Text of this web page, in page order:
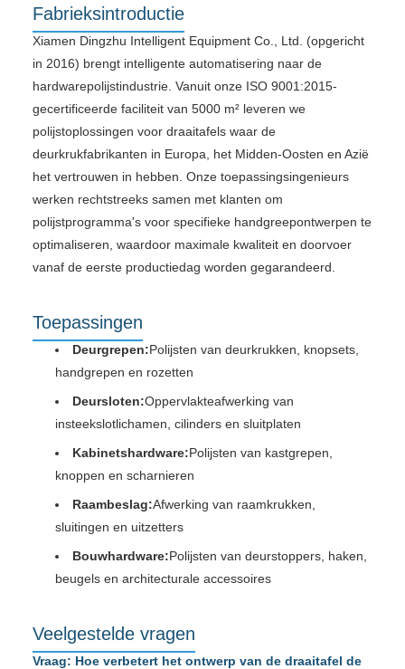
Fabrieksintroductie
Xiamen Dingzhu Intelligent Equipment Co., Ltd. (opgericht
in 2016) brengt intelligente automatisering naar de
hardwarepolijstindustrie. Vanuit onze ISO 9001:2015-
gecertificeerde faciliteit van 5000 m² leveren we
polijstoplossingen voor draaitafels waar de
deurkrukfabrikanten in Europa, het Midden-Oosten en Azië
het vertrouwen in hebben. Onze toepassingsingenieurs
werken rechtstreeks samen met klanten om
polijstprogramma's voor specifieke handgreepontwerpen te
optimaliseren, waardoor maximale kwaliteit en doorvoer
vanaf de eerste productiedag worden gegarandeerd.
Toepassingen
Deurgrepen:Polijsten van deurkrukken, knopsets,
handgrepen en rozetten
Deursloten:Oppervlakteafwerking van
insteekslotlichamen, cilinders en sluitplaten
Kabinetshardware:Polijsten van kastgrepen,
knoppen en scharnieren
Raambeslag:Afwerking van raamkrukken,
sluitingen en uitzetters
Bouwhardware:Polijsten van deurstoppers, haken,
beugels en architecturale accessoires
Veelgestelde vragen
Vraag: Hoe verbetert het ontwerp van de draaitafel de